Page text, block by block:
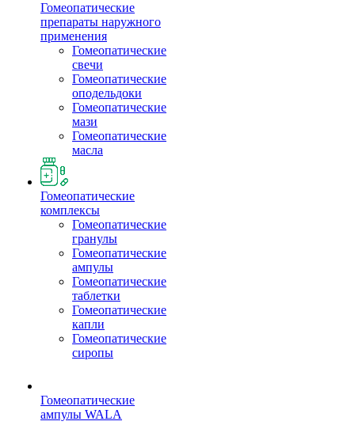
Гомеопатические
препараты наружного
применения
Гомеопатические
свечи
Гомеопатические
оподельдоки
Гомеопатические
мази
Гомеопатические
масла
Гомеопатические
комплексы
Гомеопатические
гранулы
Гомеопатические
ампулы
Гомеопатические
таблетки
Гомеопатические
капли
Гомеопатические
сиропы
Гомеопатические
ампулы WALA